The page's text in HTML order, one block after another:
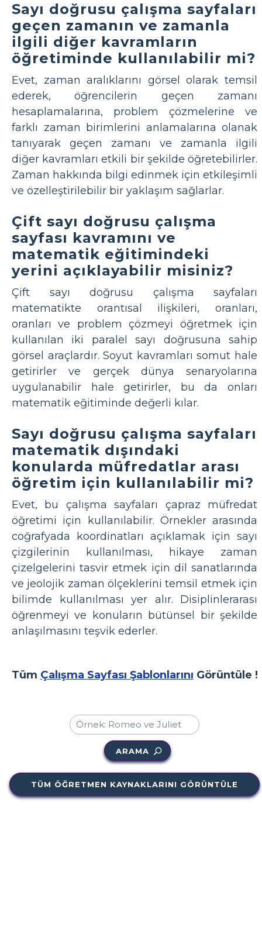
Sayı doğrusu çalışma sayfaları
geçen zamanın ve zamanla
ilgili diğer kavramların
öğretiminde kullanılabilir mi?
Evet, zaman aralıklarını görsel olarak temsil
ederek, öğrencilerin geçen zamanı
hesaplamalarına, problem çözmelerine ve
farklı zaman birimlerini anlamalarına olanak
tanıyarak geçen zamanı ve zamanla ilgili
diğer kavramları etkili bir şekilde öğretebilirler.
Zaman hakkında bilgi edinmek için etkileşimli
ve özelleştirilebilir bir yaklaşım sağlarlar.
Çift sayı doğrusu çalışma
sayfası kavramını ve
matematik eğitimindeki
yerini açıklayabilir misiniz?
Çift sayı doğrusu çalışma sayfaları
matematikte orantısal ilişkileri, oranları,
oranları ve problem çözmeyi öğretmek için
kullanılan iki paralel sayı doğrusuna sahip
görsel araçlardır. Soyut kavramları somut hale
getirirler ve gerçek dünya senaryolarına
uygulanabilir hale getirirler, bu da onları
matematik eğitiminde değerli kılar.
Sayı doğrusu çalışma sayfaları
matematik dışındaki
konularda müfredatlar arası
öğretim için kullanılabilir mi?
Evet, bu çalışma sayfaları çapraz müfredat
öğretimi için kullanılabilir. Örnekler arasında
coğrafyada koordinatları açıklamak için sayı
çizgilerinin kullanılması, hikaye zaman
çizelgelerini tasvir etmek için dil sanatlarında
ve jeolojik zaman ölçeklerini temsil etmek için
bilimde kullanılması yer alır. Disiplinlerarası
öğrenmeyi ve konuların bütünsel bir şekilde
anlaşılmasını teşvik ederler.
Tüm Çalışma Sayfası Şablonlarını Görüntüle !
ARAMA
TÜM ÖĞRETMEN KAYNAKLARINI GÖRÜNTÜLE